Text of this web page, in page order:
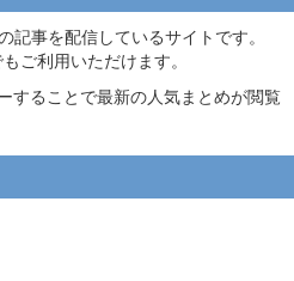
事を配信しているサイトです。
ご利用いただけます。
することで最新の人気まとめが閲覧